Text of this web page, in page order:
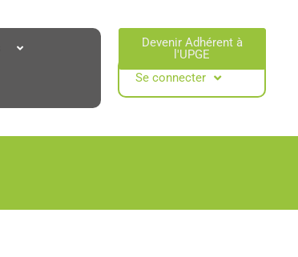
Devenir Adhérent à
l'UPGE​
Se connecter